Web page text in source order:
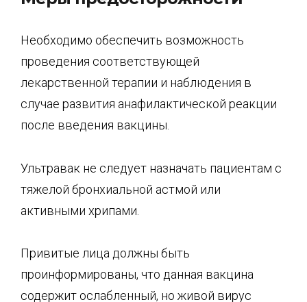
Необходимо обеспечить возможность
проведения соответствующей
лекарственной терапии и наблюдения в
случае развития анафилактической реакции
после введения вакцины.
Ультравак не следует назначать пациентам с
тяжелой бронхиальной астмой или
активными хрипами.
Привитые лица должны быть
проинформированы, что данная вакцина
содержит ослабленный, но живой вирус